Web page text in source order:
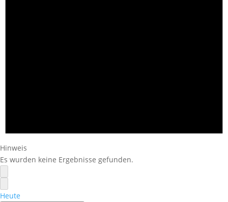
Hinweis
Es wurden keine Ergebnisse gefunden.
Heute